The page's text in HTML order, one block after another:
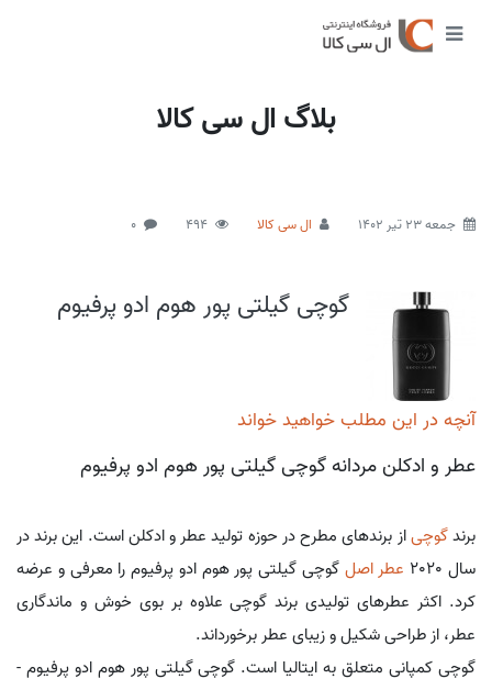
بلاگ ال سی کالا
جمعه 23 تیر 1402 ال سی کالا 494
0
گوچی گیلتی پور هوم ادو پرفیوم
آنچه در این مطلب خواهید خواند
عطر و ادکلن مردانه گوچی گیلتی پور هوم ادو پرفیوم
برندگوچیاز برندهای مطرح در حوزه تولید عطر و ادکلن است. این برند در
سال 2020
عطر اصل گوچی گیلتی پور هوم ادو پرفیوم را معرفی و عرضه
کرد. اکثر عطرهای تولیدی برند گوچی علاوه بر بوی خوش و ماندگاری
عطر، از طراحی شکیل و زیبای عطر برخورداند.
گوچی کمپانی متعلق به ایتالیا است. گوچی گیلتی پور هوم ادو پرفیوم -